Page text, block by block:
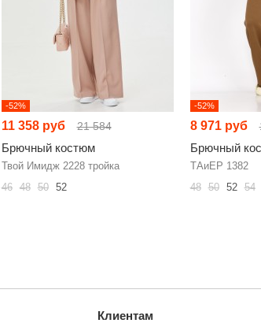
-52%
11 358 руб 21 584
Брючный костюм
Твой Имидж 2228 тройка
46 48 50 52
-52%
8 971 руб
Брючный
ТAиЕР 1382
48 50 52 54
Клиентам